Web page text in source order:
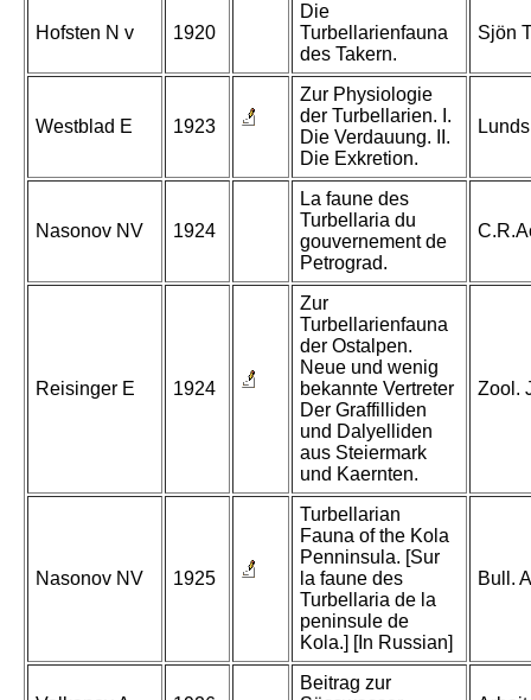
Hofsten N v 1920
Die
Turbellarienfauna
des Takern.
Sjön
Westblad E 1923
Zur Physiologie
der Turbellarien. I.
Die Verdauung. II.
Die Exkretion.
Nasonov NV 1924
La faune des
Turbellaria du
gouvernement de
Petrograd.
Reisinger E 1924
Zur
Turbellarienfauna
der Ostalpen.
Neue und wenig
bekannte Vertreter
Der Graffilliden
und Dalyelliden
aus Steiermark
und Kaernten.
Zool.
Nasonov NV 1925
Turbellarian
Fauna of the Kola
Penninsula. [Sur
la faune des
Turbellaria de la
peninsule de
Kola.] [In Russian]
Bull.
Beitrag zur